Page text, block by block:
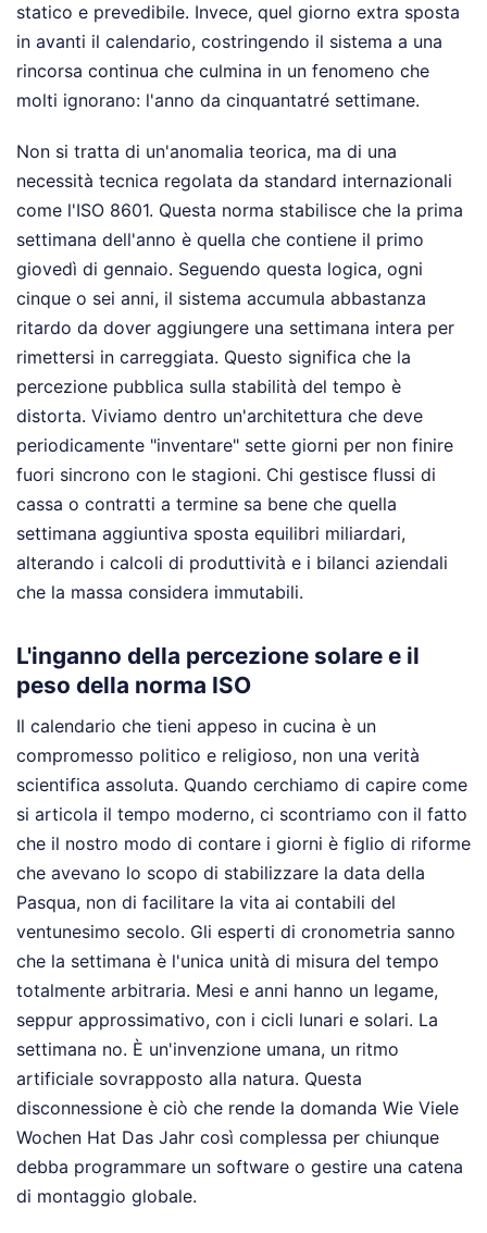
statico e prevedibile. Invece, quel giorno extra sposta
in avanti il calendario, costringendo il sistema a una
rincorsa continua che culmina in un fenomeno che
molti ignorano: l'anno da cinquantatré settimane.
Non si tratta di un'anomalia teorica, ma di una
necessità tecnica regolata da standard internazionali
come l'ISO 8601. Questa norma stabilisce che la prima
settimana dell'anno è quella che contiene il primo
giovedì di gennaio. Seguendo questa logica, ogni
cinque o sei anni, il sistema accumula abbastanza
ritardo da dover aggiungere una settimana intera per
rimettersi in carreggiata. Questo significa che la
percezione pubblica sulla stabilità del tempo è
distorta. Viviamo dentro un'architettura che deve
periodicamente "inventare" sette giorni per non finire
fuori sincrono con le stagioni. Chi gestisce flussi di
cassa o contratti a termine sa bene che quella
settimana aggiuntiva sposta equilibri miliardari,
alterando i calcoli di produttività e i bilanci aziendali
che la massa considera immutabili.
L'inganno della percezione solare e il
peso della norma ISO
Il calendario che tieni appeso in cucina è un
compromesso politico e religioso, non una verità
scientifica assoluta. Quando cerchiamo di capire come
si articola il tempo moderno, ci scontriamo con il fatto
che il nostro modo di contare i giorni è figlio di riforme
che avevano lo scopo di stabilizzare la data della
Pasqua, non di facilitare la vita ai contabili del
ventunesimo secolo. Gli esperti di cronometria sanno
che la settimana è l'unica unità di misura del tempo
totalmente arbitraria. Mesi e anni hanno un legame,
seppur approssimativo, con i cicli lunari e solari. La
settimana no. È un'invenzione umana, un ritmo
artificiale sovrapposto alla natura. Questa
disconnessione è ciò che rende la domanda Wie Viele
Wochen Hat Das Jahr così complessa per chiunque
debba programmare un software o gestire una catena
di montaggio globale.